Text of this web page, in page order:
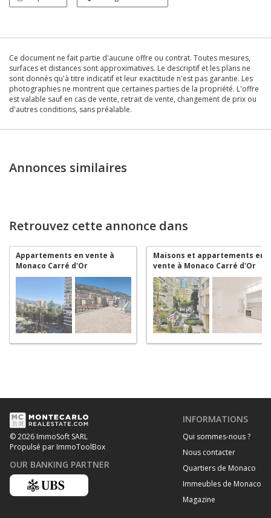
Ce document ne fait partie d'aucune offre ou contrat. Toutes mesures,
surfaces et distances sont approximatives. Le descriptif et les plans ne
sont donnés qu'à titre indicatif et leur exactitude n'est pas garantie. Les
photographies ne montrent que certaines parties de la propriété. L'offre
est valable sauf en cas de vente, retrait de vente, changement de prix ou
d'autres conditions, sans préalable.
Annonces similaires
Retrouvez cette annonce dans
Appartements en vente à
Monaco Carré d'Or
Maisons et appartements en
vente à Monaco Carré d'Or
© 2026 ImmoSoft SARL
Propulsé par ImmoToolBox
OUR BANKING PARTNER
INFORMATIONS
Qui sommes-nous ?
Nous contacter
Quartiers de Monaco
Immeubles de Monaco
Magazine